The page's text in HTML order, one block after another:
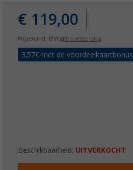
€ 119,00
Prijzen incl. BTW gratis verzending
3,57€ met de voordeelkaartbonus
Beschikbaarheid: UITVERKOCHT